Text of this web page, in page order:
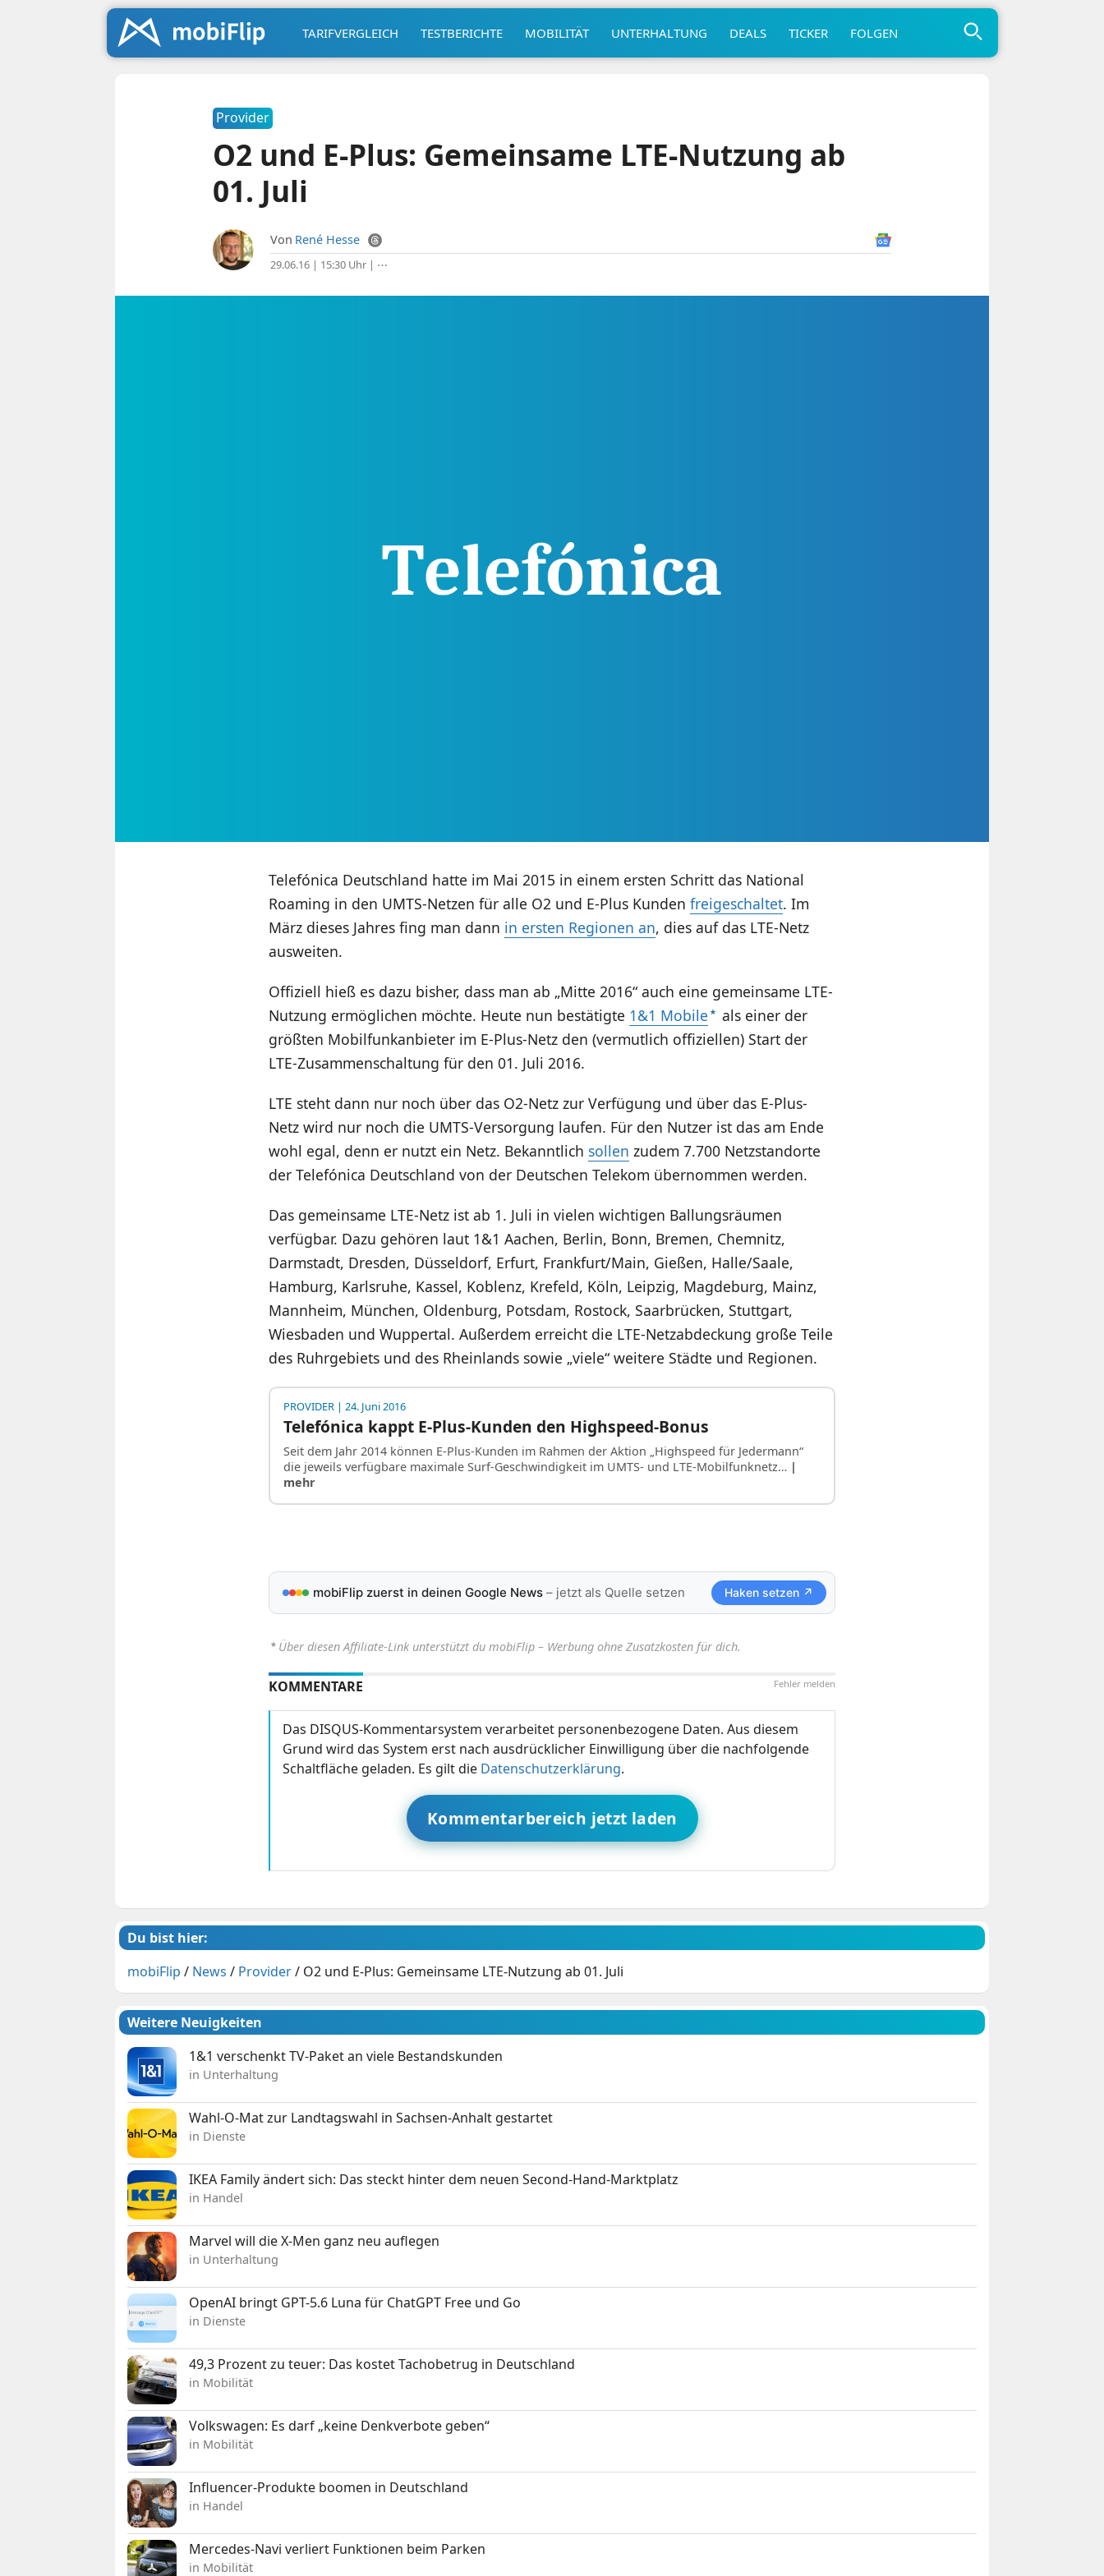
TARIFVERGLEICH TESTBERICHTE MOBILITÄT UNTERHALTUNG DEALS TICKER FOLGEN
Provider
O2 und E-Plus: Gemeinsame LTE-Nutzung ab
01. Juli
Von René Hesse
29.06.16 | 15:30 Uhr| ⋯
Telefónica Deutschland hatte im Mai 2015 in einem ersten Schritt das National
Roaming in den UMTS-Netzen für alle O2 und E-Plus Kunden freigeschaltet. Im
März dieses Jahres fing man dann in ersten Regionen an, dies auf das LTE-Netz
ausweiten.
Offiziell hieß es dazu bisher, dass man ab „Mitte 2016“ auch eine gemeinsame LTE-
Nutzung ermöglichen möchte. Heute nun bestätigte 1&1 Mobile
als einer der
größten Mobilfunkanbieter im E-Plus-Netz den (vermutlich offiziellen) Start der
LTE-Zusammenschaltung für den 01. Juli 2016.
LTE steht dann nur noch über das O2-Netz zur Verfügung und über das E-Plus-
Netz wird nur noch die UMTS-Versorgung laufen. Für den Nutzer ist das am Ende
wohl egal, denn er nutzt ein Netz. Bekanntlich sollen zudem 7.700 Netzstandorte
der Telefónica Deutschland von der Deutschen Telekom übernommen werden.
Das gemeinsame LTE-Netz ist ab 1. Juli in vielen wichtigen Ballungsräumen
verfügbar. Dazu gehören laut 1&1 Aachen, Berlin, Bonn, Bremen, Chemnitz,
Darmstadt, Dresden, Düsseldorf, Erfurt, Frankfurt/Main, Gießen, Halle/Saale,
Hamburg, Karlsruhe, Kassel, Koblenz, Krefeld, Köln, Leipzig, Magdeburg, Mainz,
Mannheim, München, Oldenburg, Potsdam, Rostock, Saarbrücken, Stuttgart,
Wiesbaden und Wuppertal. Außerdem erreicht die LTE-Netzabdeckung große Teile
des Ruhrgebiets und des Rheinlands sowie „viele“ weitere Städte und Regionen.
PROVIDER | 24. Juni 2016
Telefónica kappt E-Plus-Kunden den Highspeed-Bonus
Seit dem Jahr 2014 können E-Plus-Kunden im Rahmen der Aktion „Highspeed für Jedermann“
die jeweils verfügbare maximale Surf-Geschwindigkeit im UMTS- und LTE-Mobilfunknetz… |
mehr
mobiFlip zuerst in deinen Google News– jetzt als Quelle setzen Haken setzen ↗
⋆ Über diesen Affiliate-Link unterstützt du mobiFlip – Werbung ohne Zusatzkosten für dich.
Fehler melden
KOMMENTARE
Das DISQUS-Kommentarsystem verarbeitet personenbezogene Daten. Aus diesem
Grund wird das System erst nach ausdrücklicher Einwilligung über die nachfolgende
Schaltfläche geladen. Es gilt die Datenschutzerklärung.
Kommentarbereich jetzt laden
Du bist hier:
mobiFlip / News / Provider/ O2 und E-Plus: Gemeinsame LTE-Nutzung ab 01. Juli
Weitere Neuigkeiten
1&1 verschenkt TV-Paket an viele Bestandskunden
in Unterhaltung
Wahl-O-Mat zur Landtagswahl in Sachsen-Anhalt gestartet
in Dienste
IKEA Family ändert sich: Das steckt hinter dem neuen Second-Hand-Marktplatz
in Handel
Marvel will die X-Men ganz neu auflegen
in Unterhaltung
OpenAI bringt GPT-5.6 Luna für ChatGPT Free und Go
in Dienste
49,3 Prozent zu teuer: Das kostet Tachobetrug in Deutschland
in Mobilität
Volkswagen: Es darf „keine Denkverbote geben“
in Mobilität
Influencer-Produkte boomen in Deutschland
in Handel
Mercedes-Navi verliert Funktionen beim Parken
in Mobilität